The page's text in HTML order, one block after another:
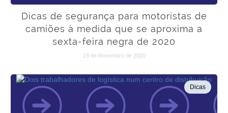
Dicas de segurança para motoristas de
camiões à medida que se aproxima a
sexta-feira negra de 2020
19 de Novembro de 2020
Dicas